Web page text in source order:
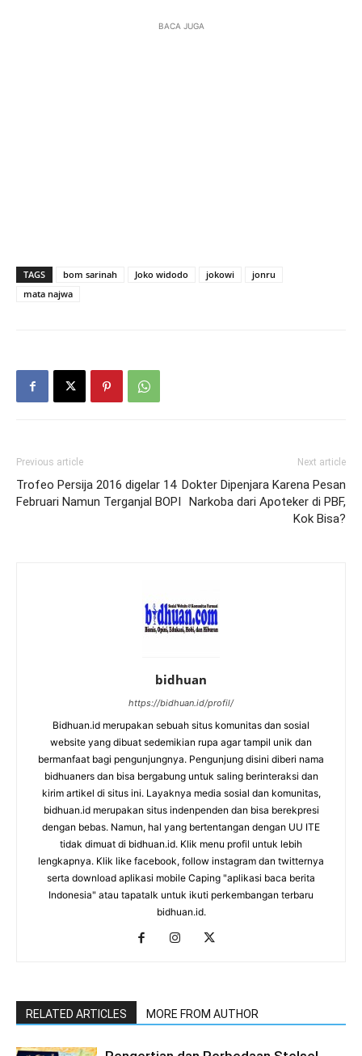
BACA JUGA
TAGS bom sarinah Joko widodo jokowi
jonru
mata najwa
Previous article
Trofeo Persija 2016 digelar 14
Februari Namun Terganjal BOPI
Next article
Dokter Dipenjara Karena Pesan
Narkoba dari Apoteker di PBF,
Kok Bisa?
bidhuan
https://bidhuan.id/profil/
Bidhuan.id merupakan sebuah situs komunitas dan sosial
website yang dibuat sedemikian rupa agar tampil unik dan
bermanfaat bagi pengunjungnya. Pengunjung disini diberi nama
bidhuaners dan bisa bergabung untuk saling berinteraksi dan
kirim artikel di situs ini. Layaknya media sosial dan komunitas,
bidhuan.id merupakan situs indenpenden dan bisa berekpresi
dengan bebas. Namun, hal yang bertentangan dengan UU ITE
tidak dimuat di bidhuan.id. Klik menu profil untuk lebih
lengkapnya. Klik like facebook, follow instagram dan twitternya
serta download aplikasi mobile Caping "aplikasi baca berita
Indonesia" atau tapatalk untuk ikuti perkembangan terbaru
bidhuan.id.
RELATED ARTICLES MORE FROM AUTHOR